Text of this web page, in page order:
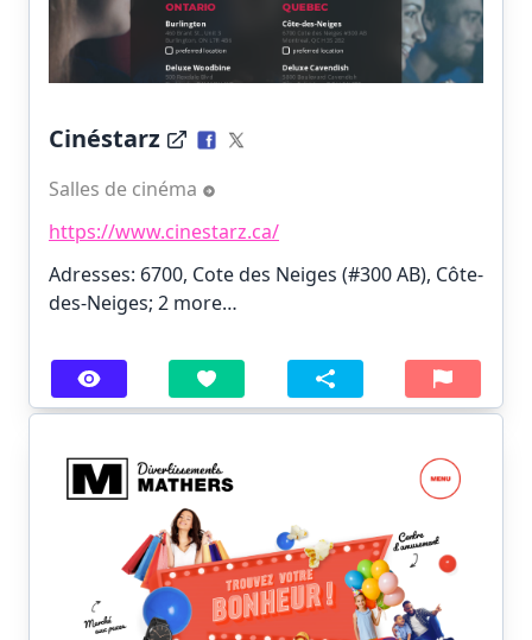
Cinéstarz
Salles de cinéma
https://www.cinestarz.ca/
Adresses: 6700, Cote des Neiges (#300 AB), Côte-
des-Neiges; 2 more…